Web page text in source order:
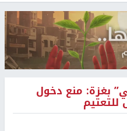
بغزة: منع دخول
للتعتيم